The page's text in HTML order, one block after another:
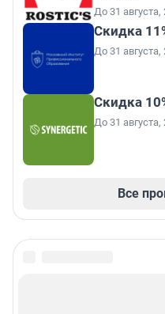
До 31 августа,
Скидка
До 31 августа,
Скидка
До 31 августа,
Все